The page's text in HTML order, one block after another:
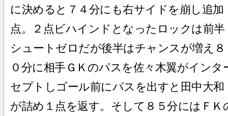
に決めると７４分にも右サイドを崩し追加
点。２点ビハインドとなったロックは前半
シュートゼロだが後半はチャンスが増え８
０分に相手ＧＫのパスを佐々木翼がインタ
セプトしゴール前にパスを出すと田中大和
が詰め１点を返す。そして８５分にはＦＫ